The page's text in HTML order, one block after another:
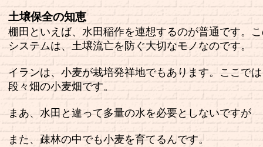
土壌保全の知恵
棚田といえば、水田稲作を連想するのが普通です。
システムは、土壌流亡を防ぐ大切なモノなのです。
イランは、小麦が栽培発祥地でもあります。ここで
段々畑の小麦畑です。
まあ、水田と違って多量の水を必要としないですが
また、疎林の中でも小麦を育てるんです。